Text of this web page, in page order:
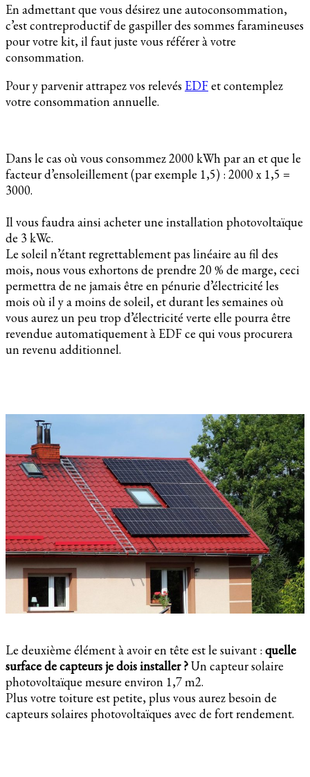
En admettant que vous désirez une autoconsommation,
c’est contreproductif de gaspiller des sommes faramineuses
pour votre kit, il faut juste vous référer à votre
consommation.
Pour y parvenir attrapez vos relevés EDFet contemplez
votre consommation annuelle.
Dans le cas où vous consommez 2000 kWh par an et que le
facteur d’ensoleillement (par exemple 1,5) : 2000 x 1,5 =
3000.
Il vous faudra ainsi acheter une installation photovoltaïque
de 3 kWc.
Le soleil n’étant regrettablement pas linéaire au fil des
mois, nous vous exhortons de prendre 20 % de marge, ceci
permettra de ne jamais être en pénurie d’électricité les
mois où il y a moins de soleil, et durant les semaines où
vous aurez un peu trop d’électricité verte elle pourra être
revendue automatiquement à EDF ce qui vous procurera
un revenu additionnel.
Le deuxième élément à avoir en tête est le suivant : quelle
surface de capteurs je dois installer ?Un capteur solaire
photovoltaïque mesure environ 1,7 m2.
Plus votre toiture est petite, plus vous aurez besoin de
capteurs solaires photovoltaïques avec de fort rendement.